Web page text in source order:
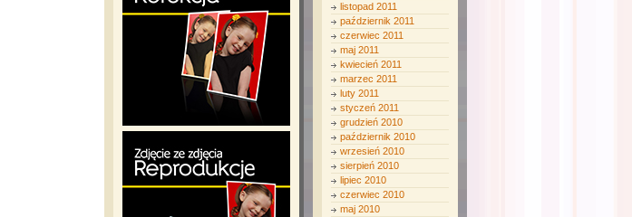
listopad 2011
październik 2011
czerwiec 2011
maj 2011
kwiecień 2011
marzec 2011
luty 2011
styczeń 2011
grudzień 2010
październik 2010
wrzesień 2010
sierpień 2010
lipiec 2010
czerwiec 2010
maj 2010